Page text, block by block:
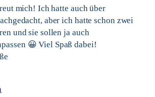
mich! Ich hatte auch über
aber ich hatte schon zwei
und sie sollen ja auch
😀 Viel Spaß dabei!